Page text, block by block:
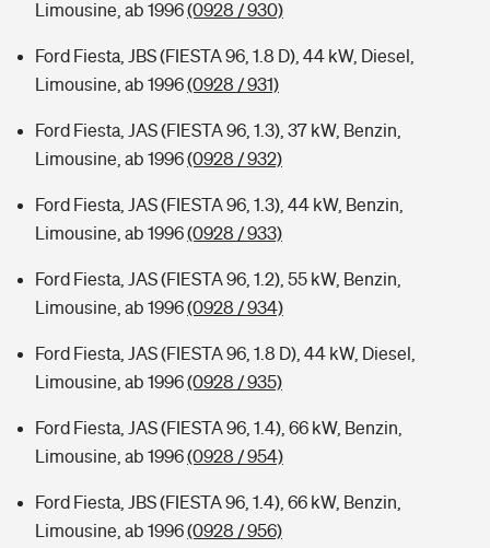
Limousine, ab 1996(0928 / 930)
Ford Fiesta, JBS (FIESTA 96, 1.8 D), 44 kW, Diesel,
Limousine, ab 1996(0928 / 931)
Ford Fiesta, JAS (FIESTA 96, 1.3), 37 kW, Benzin,
Limousine, ab 1996(0928 / 932)
Ford Fiesta, JAS (FIESTA 96, 1.3), 44 kW, Benzin,
Limousine, ab 1996(0928 / 933)
Ford Fiesta, JAS (FIESTA 96, 1.2), 55 kW, Benzin,
Limousine, ab 1996(0928 / 934)
Ford Fiesta, JAS (FIESTA 96, 1.8 D), 44 kW, Diesel,
Limousine, ab 1996(0928 / 935)
Ford Fiesta, JAS (FIESTA 96, 1.4), 66 kW, Benzin,
Limousine, ab 1996(0928 / 954)
Ford Fiesta, JBS (FIESTA 96, 1.4), 66 kW, Benzin,
Limousine, ab 1996(0928 / 956)